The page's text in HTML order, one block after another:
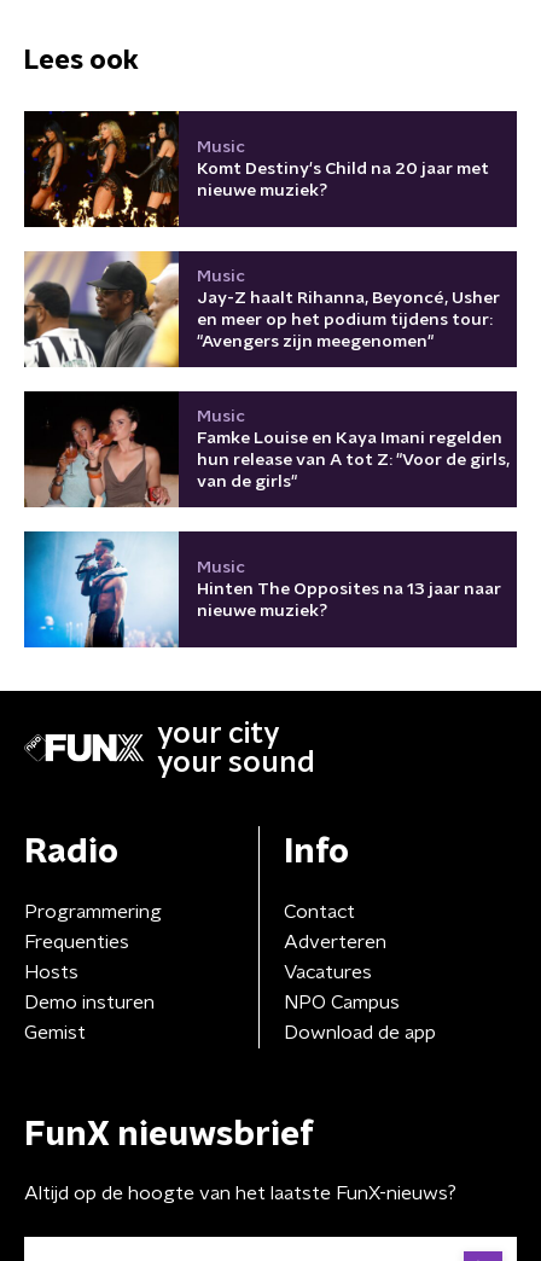
Lees ook
Music
Komt Destiny's Child na 20 jaar met
nieuwe muziek?
Music
Jay-Z haalt Rihanna, Beyoncé, Usher
en meer op het podium tijdens tour:
"Avengers zijn meegenomen"
Music
Famke Louise en Kaya Imani regelden
hun release van A tot Z: "Voor de girls,
van de girls"
Music
Hinten The Opposites na 13 jaar naar
nieuwe muziek?
your city
your sound
Radio
Programmering
Frequenties
Hosts
Demo insturen
Gemist
Info
Contact
Adverteren
Vacatures
NPO Campus
Download de app
FunX nieuwsbrief
Altijd op de hoogte van het laatste FunX-nieuws?